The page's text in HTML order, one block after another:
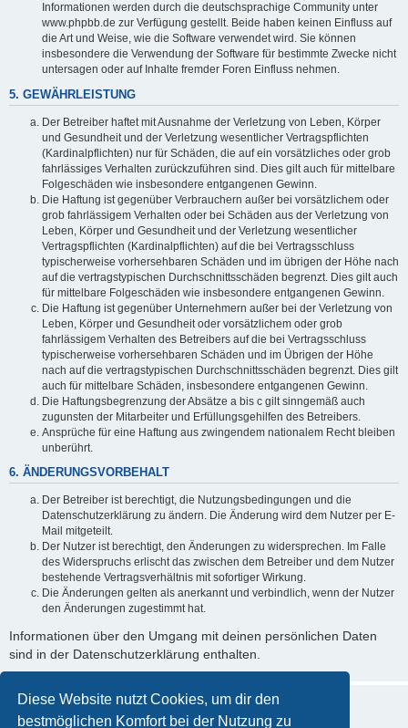
Diese Website nutzt Cookies, um dir den
bestmöglichen Komfort bei der Nutzung zu
Informationen werden durch die deutschsprachige Community unter
www.phpbb.de zur Verfügung gestellt. Beide haben keinen Einfluss auf
die Art und Weise, wie die Software verwendet wird. Sie können
insbesondere die Verwendung der Software für bestimmte Zwecke nicht
untersagen oder auf Inhalte fremder Foren Einfluss nehmen.
5. GEWÄHRLEISTUNG
Der Betreiber haftet mit Ausnahme der Verletzung von Leben, Körper
und Gesundheit und der Verletzung wesentlicher Vertragspflichten
(Kardinalpflichten) nur für Schäden, die auf ein vorsätzliches oder grob
fahrlässiges Verhalten zurückzuführen sind. Dies gilt auch für mittelbare
Folgeschäden wie insbesondere entgangenen Gewinn.
Die Haftung ist gegenüber Verbrauchern außer bei vorsätzlichem oder
grob fahrlässigem Verhalten oder bei Schäden aus der Verletzung von
Leben, Körper und Gesundheit und der Verletzung wesentlicher
Vertragspflichten (Kardinalpflichten) auf die bei Vertragsschluss
typischerweise vorhersehbaren Schäden und im übrigen der Höhe nach
auf die vertragstypischen Durchschnittsschäden begrenzt. Dies gilt auch
für mittelbare Folgeschäden wie insbesondere entgangenen Gewinn.
Die Haftung ist gegenüber Unternehmern außer bei der Verletzung von
Leben, Körper und Gesundheit oder vorsätzlichem oder grob
fahrlässigem Verhalten des Betreibers auf die bei Vertragsschluss
typischerweise vorhersehbaren Schäden und im Übrigen der Höhe
nach auf die vertragstypischen Durchschnittsschäden begrenzt. Dies gilt
auch für mittelbare Schäden, insbesondere entgangenen Gewinn.
Die Haftungsbegrenzung der Absätze a bis c gilt sinngemäß auch
zugunsten der Mitarbeiter und Erfüllungsgehilfen des Betreibers.
Ansprüche für eine Haftung aus zwingendem nationalem Recht bleiben
unberührt.
6. ÄNDERUNGSVORBEHALT
Der Betreiber ist berechtigt, die Nutzungsbedingungen und die
Datenschutzerklärung zu ändern. Die Änderung wird dem Nutzer per E-
Mail mitgeteilt.
Der Nutzer ist berechtigt, den Änderungen zu widersprechen. Im Falle
des Widerspruchs erlischt das zwischen dem Betreiber und dem Nutzer
bestehende Vertragsverhältnis mit sofortiger Wirkung.
Die Änderungen gelten als anerkannt und verbindlich, wenn der Nutzer
den Änderungen zugestimmt hat.
Informationen über den Umgang mit deinen persönlichen Daten
sind in der Datenschutzerklärung enthalten.